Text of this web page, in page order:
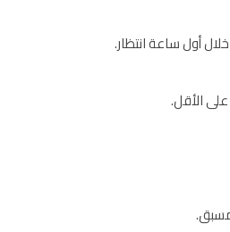
أول ساعة انتظار.
مسبق.